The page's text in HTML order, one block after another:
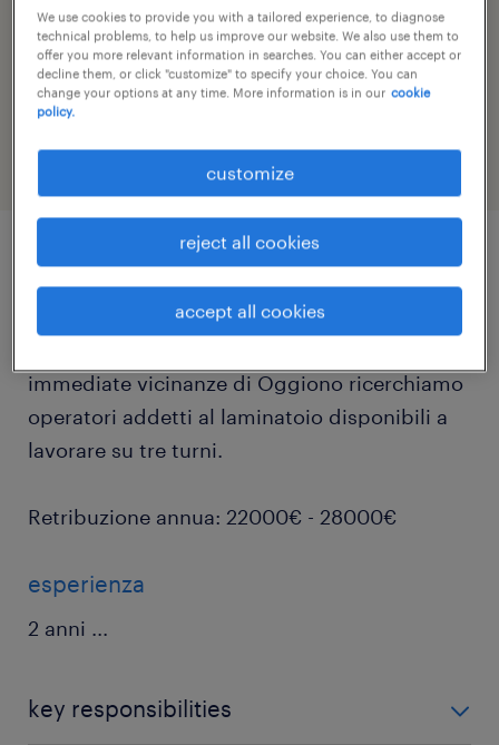
job category
other
job details
immediate vicinanze di Oggiono ricerchiamo
operatori addetti al laminatoio disponibili a
lavorare su tre turni.
Retribuzione annua: 22000€ - 28000€
esperienza
2 anni ...
key responsibilities
We use cookies to provide you with a tailored experience, to diagnose
technical problems, to help us improve our website. We also use them to
offer you more relevant information in searches. You can either accept or
decline them, or click "customize" to specify your choice. You can
change your options at any time. More information is in our cookie
policy.
customize
reject all cookies
accept all cookies